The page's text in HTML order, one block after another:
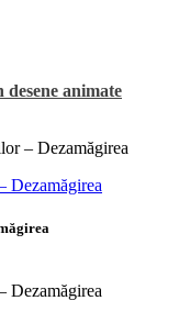
desene animate
– Dezamăgirea